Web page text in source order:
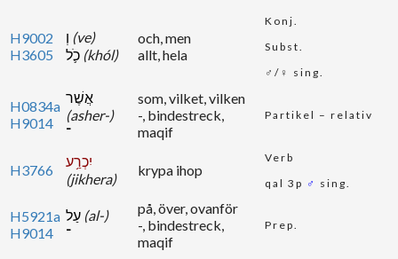
H9002
H3605
(ve)
(khól)
och, men
allt, hela
Konj.
Subst.
♂/♀ sing.
H0834a
H9014
אֲשֶׁר
(asher-)
־
som, vilket, vilken
-, bindestreck,
maqif
Partikel – relativ
H3766
יִכְרַ֥ע
(jikhera)
krypa ihop
Verb
qal 3p ♂ sing.
H5921a
H9014
(al-)
־
på, över, ovanför
-, bindestreck,
maqif
Prep.